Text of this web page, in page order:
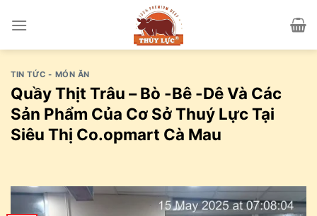
TIN TỨC - MÓN ĂN
Quầy Thịt Trâu – Bò -Bê -Dê Và Các
Sản Phẩm Của Cơ Sở Thuý Lực Tại
Siêu Thị Co.opmart Cà Mau